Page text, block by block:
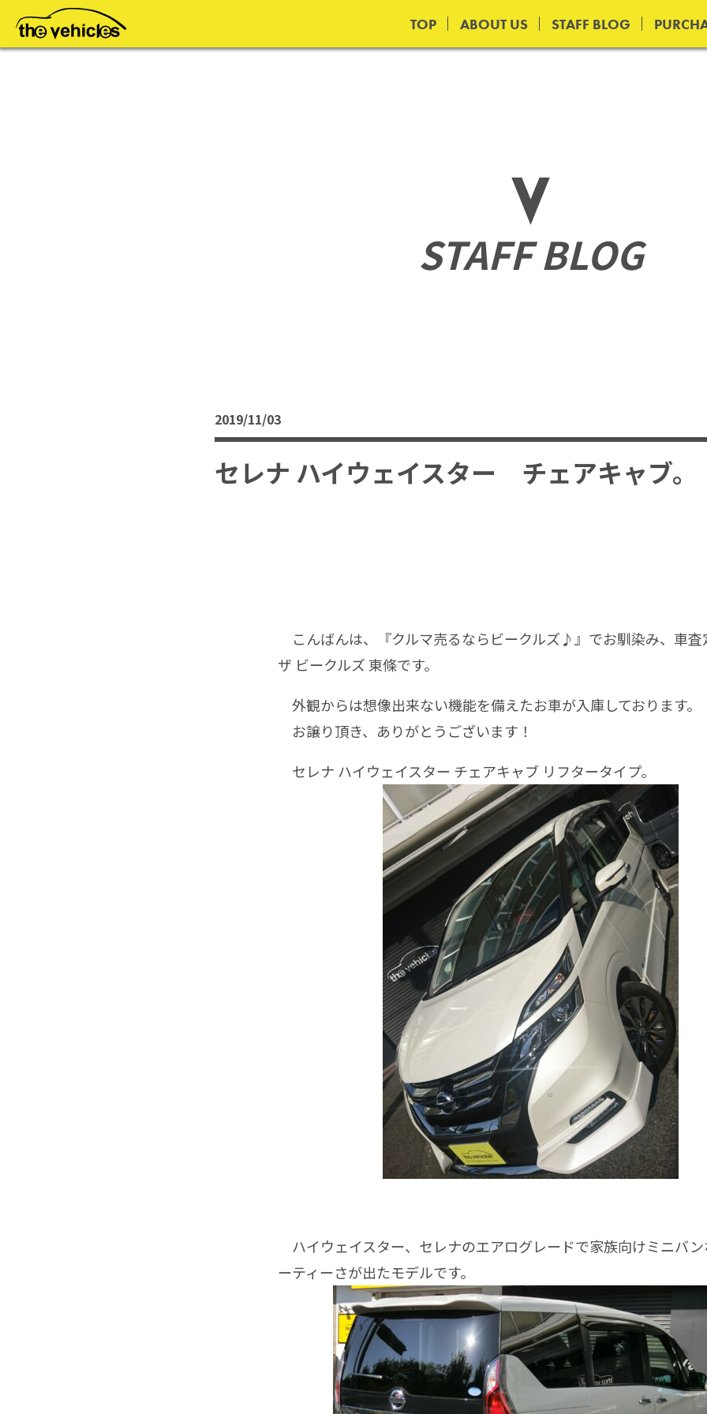
TOP ABOUT US STAFF BLOG
STAFF BLOG
セレナ ハイウェイスター チェアキャブ。
2019/11/03
こんばんは、『クルマ売るならビークルズ♪』でお馴染み、車査
ザ ビークルズ 東條です。
外観からは想像出来ない機能を備えたお車が入庫しております。
お譲り頂き、ありがとうございます！
セレナ ハイウェイスター チェアキャブ リフタータイプ。
ハイウェイスター、セレナのエアログレードで家族向けミニバ
ーティーさが出たモデルです。